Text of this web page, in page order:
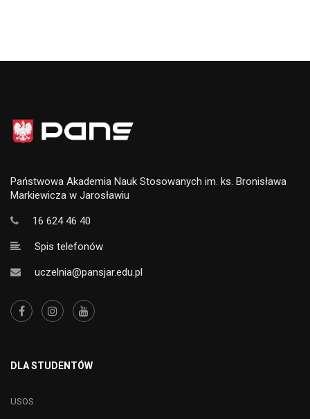
Państwowa Akademia Nauk Stosowanych im. ks. Bronisława
Markiewicza w Jarosławiu
16 624 46 40
Spis telefonów
uczelnia@pansjar.edu.pl
DLA STUDENTÓW
USOS